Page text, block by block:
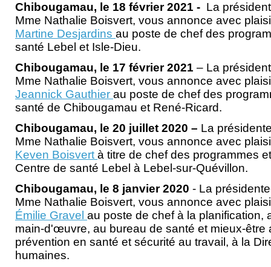
Chibougamau, le 18 février 2021 - La
Mme Nathalie Boisvert, vous annonce avec
Martine Desjardins au poste de chef des
santé Lebel et Isle-Dieu.
Chibougamau, le 17 février 2021 – La
Mme Nathalie Boisvert, vous annonce avec
Jeannick Gauthier au poste de chef des
santé de Chibougamau et René-Ricard.
Chibougamau, le 20 juillet 2020 – La
Mme Nathalie Boisvert, vous annonce avec
Keven Boisvert à titre de chef des programmes
Centre de santé Lebel à Lebel-sur-Quévillon.
Chibougamau, le 8 janvier 2020 - La
Mme Nathalie Boisvert, vous annonce avec
Émilie Gravel au poste de chef à la planification,
main-d'œuvre, au bureau de santé et mieux-être
prévention en santé et sécurité au travail, à la
humaines.